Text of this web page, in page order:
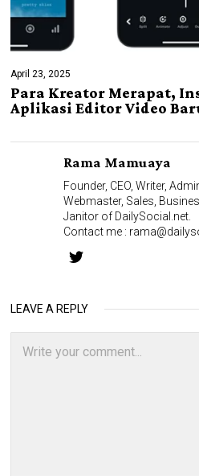
April 23, 2025
Para Kreator Merapat,
Aplikasi Editor Video
Rama Mamuaya
Founder, CEO, Writer,
Webmaster, Sales,
Janitor of DailySocial.net.
Contact me :
LEAVE A REPLY